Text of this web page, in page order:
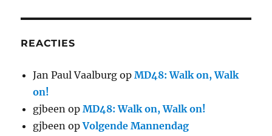
REACTIES
Jan Paul Vaalburg opMD48: Walk on, Walk
on!
gjbeen opMD48: Walk on, Walk on!
gjbeen opVolgende Mannendag